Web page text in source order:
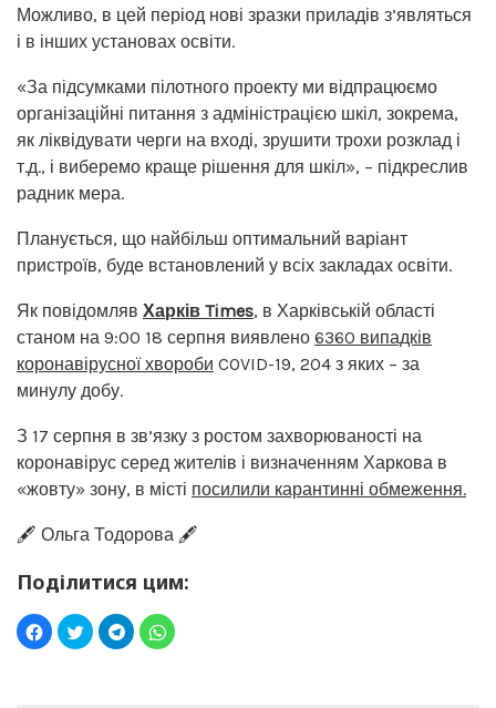
Можливо, в цей період нові зразки приладів з’являться
і в інших установах освіти.
«За підсумками пілотного проекту ми відпрацюємо
організаційні питання з адміністрацією шкіл, зокрема,
як ліквідувати черги на вході, зрушити трохи розклад і
т.д., і виберемо краще рішення для шкіл», – підкреслив
радник мера.
Планується, що найбільш оптимальний варіант
пристроїв, буде встановлений у всіх закладах освіти.
Як повідомляв Харків Times, в Харківській області
станом на 9:00 18 серпня виявлено 6360 випадків
коронавірусної хвороби COVID-19, 204 з яких – за
минулу добу.
З 17 серпня в зв’язку з ростом захворюваності на
коронавірус серед жителів і визначенням Харкова в
«жовту» зону, в місті посилили карантинні обмеження.
🖋️ Ольга Тодорова 🖋️
Поділитися цим: